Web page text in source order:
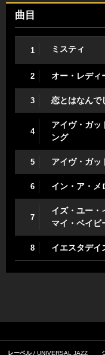
曲目
1 ミスティ
2 オー・レディ
3 恋とはなんで
4
アイヴ・ガッ
ング
5 アイヴ・ガッ
6 イン・ア・メ
7
イズ・ユー・
マイ・ベイビ
8 イエスタデイ
レーベル UNIVERSAL JAZZ